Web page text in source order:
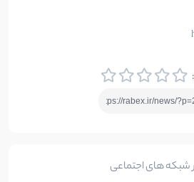
شبکه های اجتماعی